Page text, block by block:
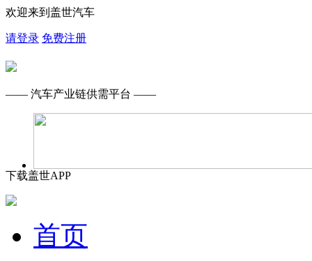
欢迎来到盖世汽车
请登录 免费注册
—— 汽车产业链供需平台 ——
下载盖世APP
首页